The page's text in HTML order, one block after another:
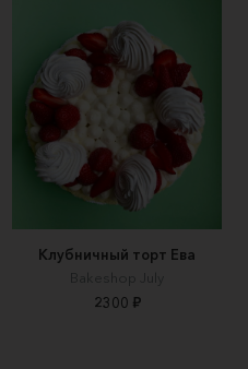
Клубничный торт Ева
Вakeshop July
2300 ₽